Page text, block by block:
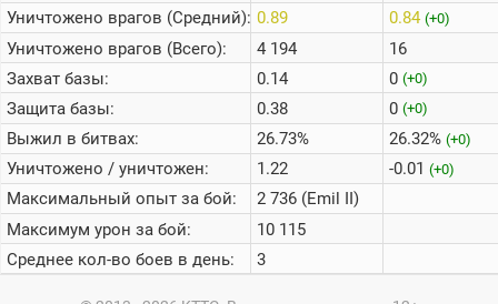
Уничтожено врагов (Средний):
Уничтожено врагов (Всего):
Захват базы:
Защита базы:
Выжил в битвах:
Уничтожено / уничтожен:
Максимальный опыт за бой:
Максимум урон за бой:
Среднее кол-во боев в день:
0.89
4 194
0.14
0.38
26.73%
1.22
2 736 (Emil II)
10 115
3
0.84 (+0)
16
0 (+0)
0 (+0)
26.32% (+0)
-0.01 (+0)